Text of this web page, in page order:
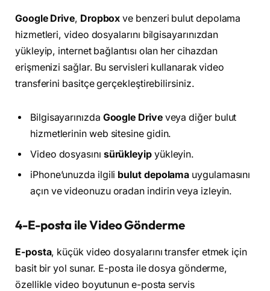
Google Drive, Dropboxve benzeri bulut depolama
hizmetleri, video dosyalarını bilgisayarınızdan
yükleyip, internet bağlantısı olan her cihazdan
erişmenizi sağlar. Bu servisleri kullanarak video
transferini basitçe gerçekleştirebilirsiniz.
Bilgisayarınızda Google Drive veya diğer bulut
hizmetlerinin web sitesine gidin.
Video dosyasını sürükleyip yükleyin.
iPhone’unuzda ilgili bulut depolama uygulamasını
açın ve videonuzu oradan indirin veya izleyin.
4-E-posta ile Video Gönderme
E-posta, küçük video dosyalarını transfer etmek için
basit bir yol sunar. E-posta ile dosya gönderme,
özellikle video boyutunun e-posta servis